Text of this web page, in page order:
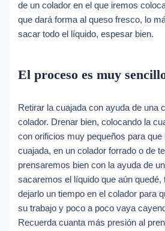
de un colador en el que iremos
que dará forma al queso fresco, lo
sacar todo el líquido, espesar bien.
El proceso es muy
Retirar la cuajada con ayuda de una
colador. Drenar bien, colocando la
con orificios muy pequeños para
cuajada, en un colador forrado o de
prensaremos bien con la ayuda de
sacaremos el líquido que aún quedé,
dejarlo un tiempo en el colador para
su trabajo y poco a poco vaya
Recuerda cuanta más presión al